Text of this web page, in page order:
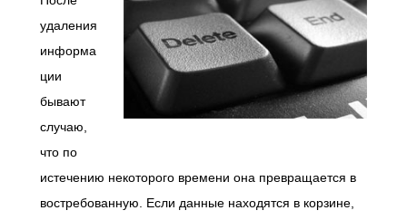
удаления
информа
ции
бывают
случаю,
что по
истечению некоторого времени она превращается в
востребованную. Если данные находятся в корзине,